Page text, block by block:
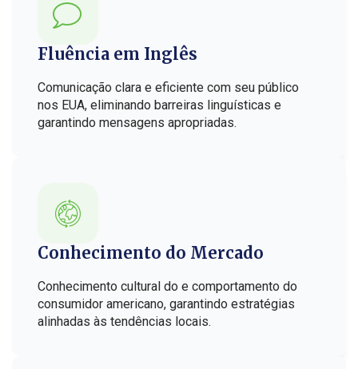
Fluência em Inglês
Comunicação clara e eficiente com seu público
nos EUA, eliminando barreiras linguísticas e
garantindo mensagens apropriadas.
Conhecimento do Mercado
Conhecimento cultural do e comportamento do
consumidor americano, garantindo estratégias
alinhadas às tendências locais.